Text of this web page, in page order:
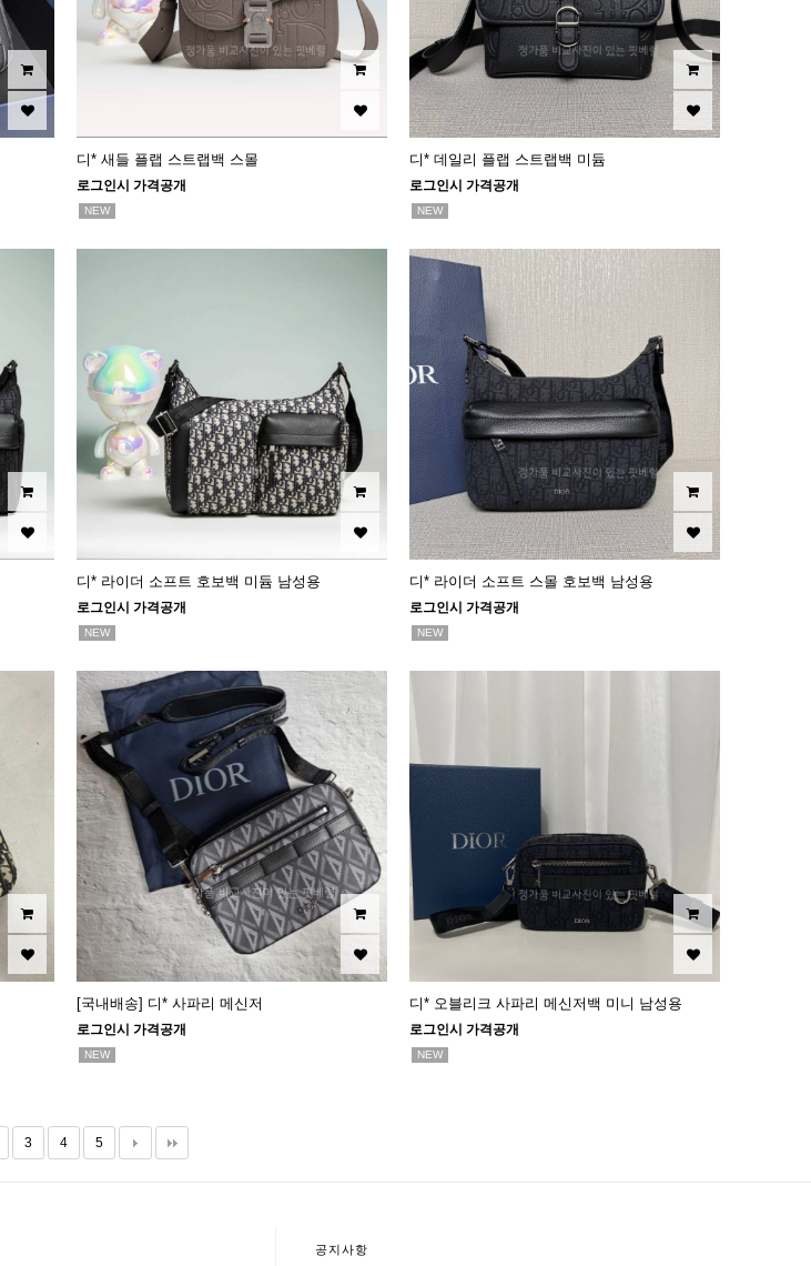
디* 새들 플랩 스트랩백 스몰
로그인시 가격공개
NEW
디* 데일리 플랩 스트랩백 미듐
로그인시 가격공개
NEW
디* 라이더 소프트 호보백 미듐 남성용
로그인시 가격공개
NEW
디* 라이더 소프트 스몰 호보백 남성용
로그인시 가격공개
NEW
[국내배송] 디* 사파리 메신저
로그인시 가격공개
NEW
디* 오블리크 사파리 메신저백 미니 남성용
로그인시 가격공개
NEW
3 4 5
공지사항